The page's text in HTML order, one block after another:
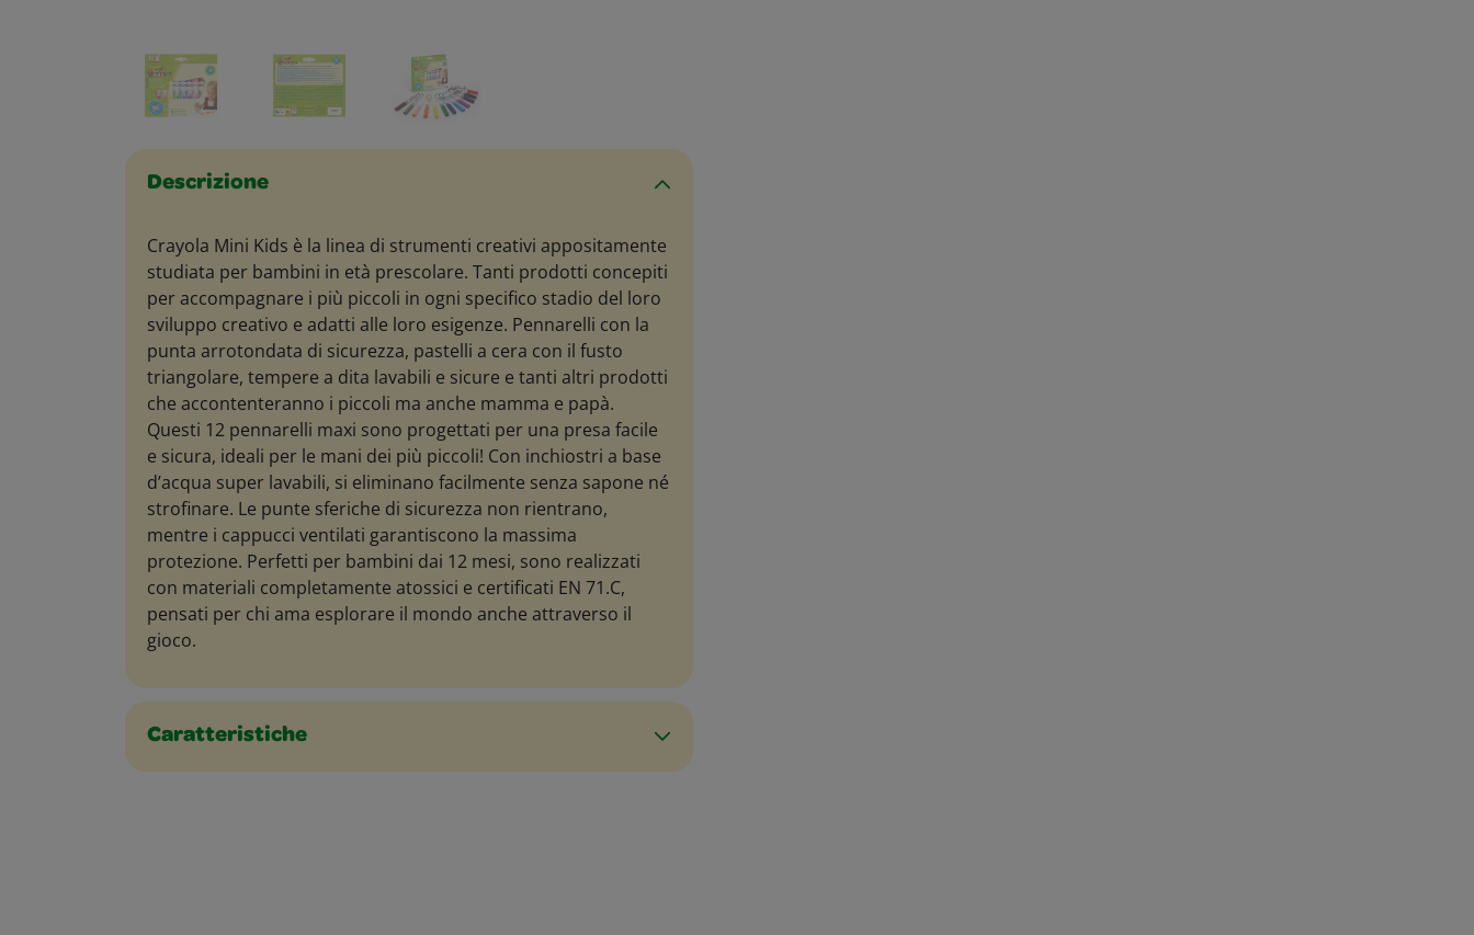
Descrizione
Crayola Mini Kids è la linea di strumenti creativi appositamente
studiata per bambini in età prescolare. Tanti prodotti concepiti
per accompagnare i più piccoli in ogni specifico stadio del loro
sviluppo creativo e adatti alle loro esigenze. Pennarelli con la
punta arrotondata di sicurezza, pastelli a cera con il fusto
triangolare, tempere a dita lavabili e sicure e tanti altri prodotti
che accontenteranno i piccoli ma anche mamma e papà.
Questi 12 pennarelli maxi sono progettati per una presa facile
e sicura, ideali per le mani dei più piccoli! Con inchiostri a base
d’acqua super lavabili, si eliminano facilmente senza sapone né
strofinare. Le punte sferiche di sicurezza non rientrano,
mentre i cappucci ventilati garantiscono la massima
protezione. Perfetti per bambini dai 12 mesi, sono realizzati
con materiali completamente atossici e certificati EN 71.C,
pensati per chi ama esplorare il mondo anche attraverso il
gioco.
Caratteristiche